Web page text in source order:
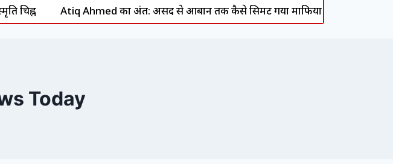
Atiq Ahmed का अंत: असद से आबान तक कैसे सिमट गया माफिया का पूरा कुनबा, जानिए
Today